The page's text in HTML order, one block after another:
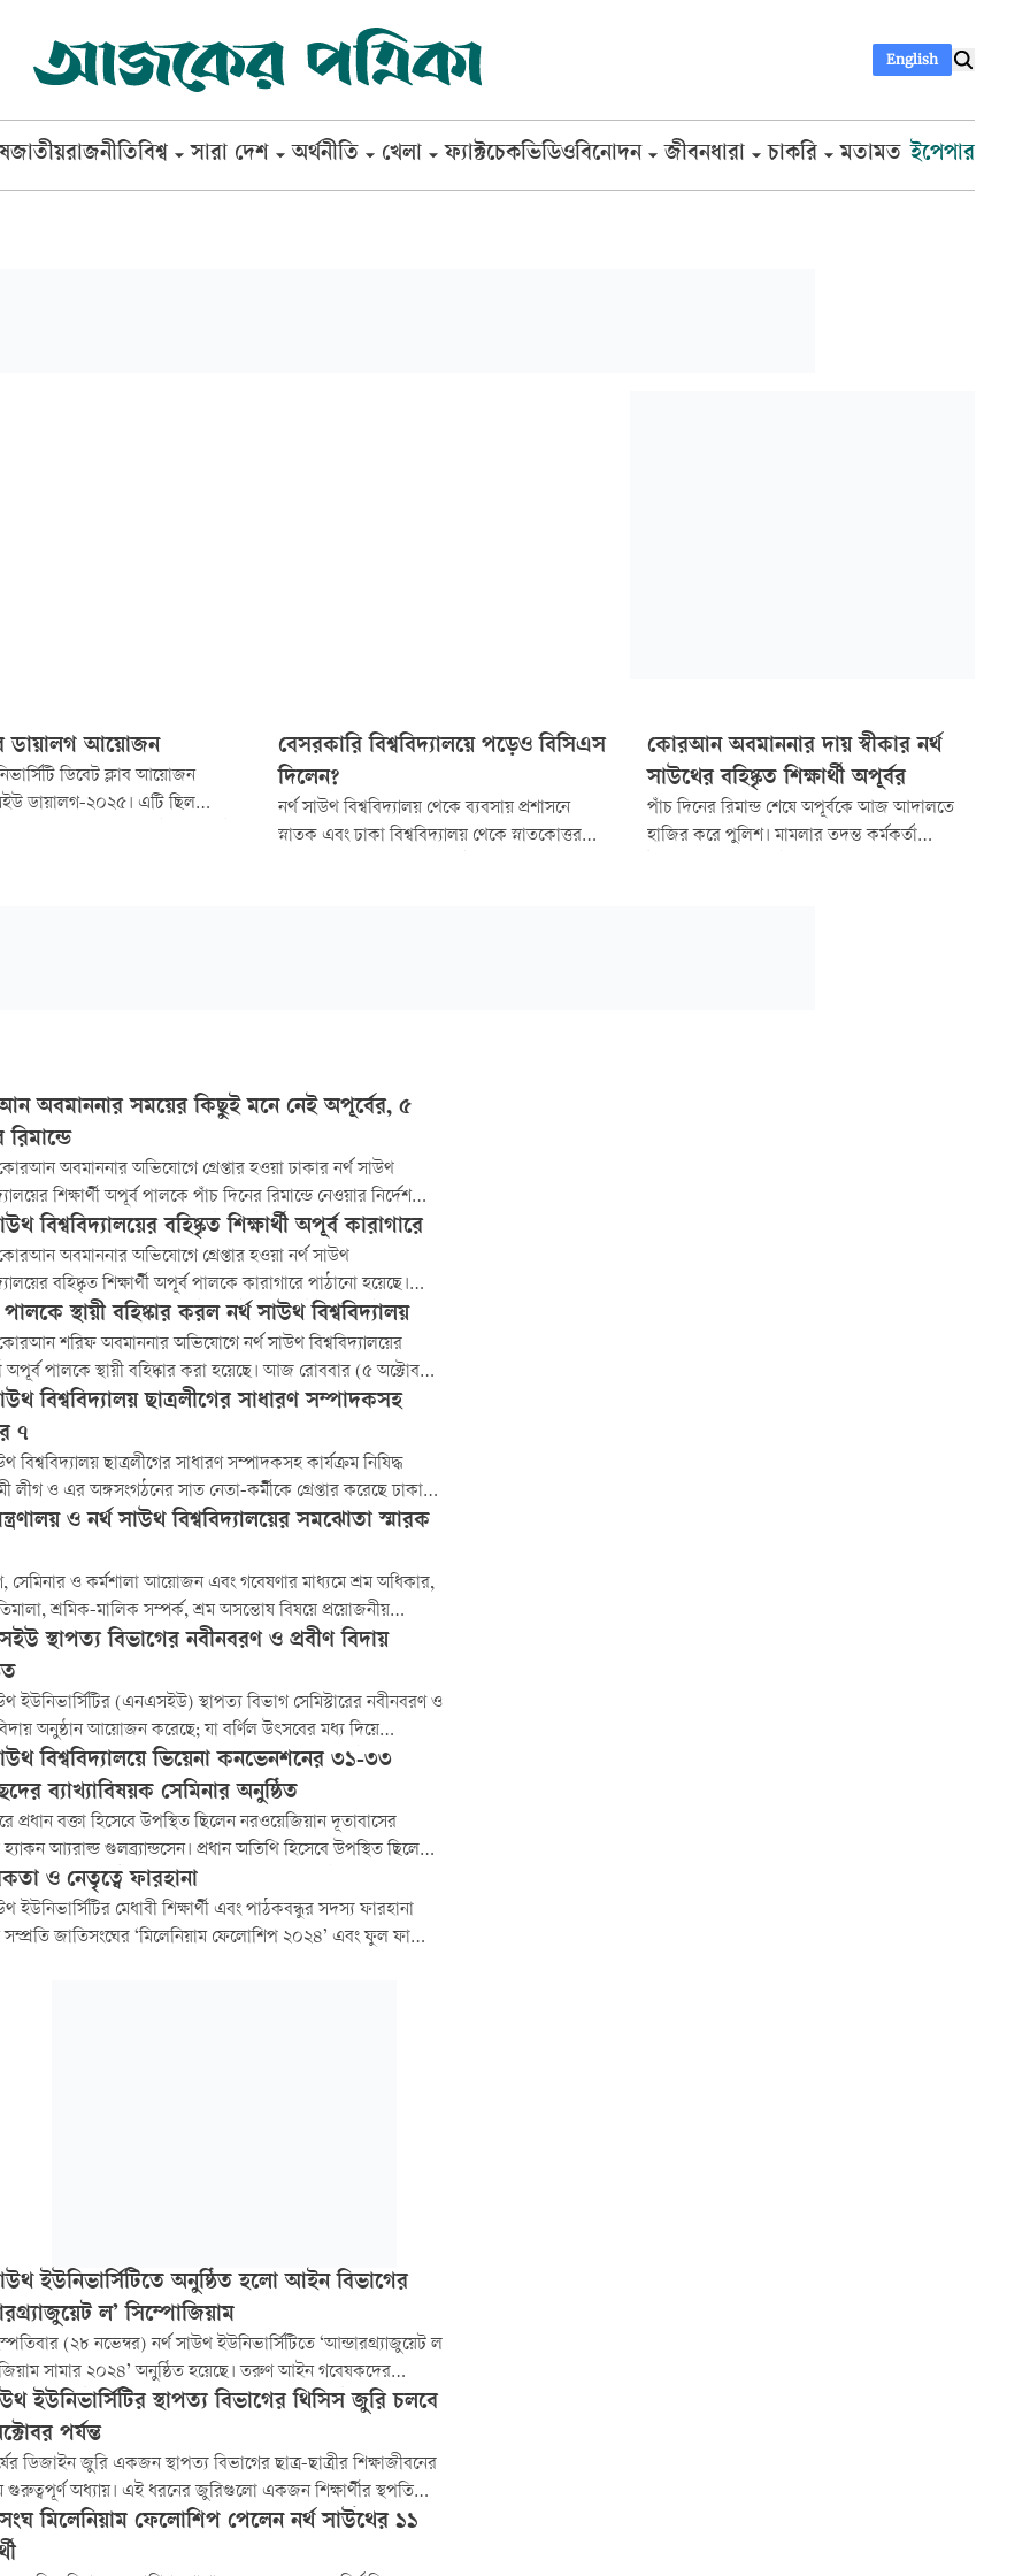
English
জাতীয়রাজনীতিবিশ্ব সারা দেশ অর্থনীতি খেলা ফ্যাক্টচেকভিডিওবিনোদন জীবনধারা চাকরি মতামত ইপেপার
ডায়ালগ আয়োজন
ডিবেট ক্লাব আয়োজন
ডায়ালগ-২০২৫। এটি ছিল
বেসরকারি বিশ্ববিদ্যালয়ে পড়েও বিসিএস
দিলেন?
নর্থ সাউথ বিশ্ববিদ্যালয় থেকে ব্যবসায় প্রশাসনে
স্নাতক এবং ঢাকা বিশ্ববিদ্যালয় থেকে স্নাতকোত্তর
কোরআন অবমাননার দায় স্বীকার নর্থ
সাউথের বহিষ্কৃত শিক্ষার্থী অপূর্বর
পাঁচ দিনের রিমান্ড শেষে অপূর্বকে আজ আদালতে
হাজির করে পুলিশ। মামলার তদন্ত কর্মকর্তা
অবমাননার সময়ের কিছুই মনে নেই অপূর্বের, ৫
রিমান্ডে
অবমাননার অভিযোগে গ্রেপ্তার হওয়া ঢাকার নর্থ সাউথ
শিক্ষার্থী অপূর্ব পালকে পাঁচ দিনের রিমান্ডে নেওয়ার নির্দেশ
আজ মঙ্গলবার ঢাকার মেট্রোপলিটন ম্যাজিস্ট্রেট সারাহ
হক এ নির্দেশ দেন।
বিশ্ববিদ্যালয়ের বহিষ্কৃত শিক্ষার্থী অপূর্ব কারাগারে
অবমাননার অভিযোগে গ্রেপ্তার হওয়া নর্থ সাউথ
বহিষ্কৃত শিক্ষার্থী অপূর্ব পালকে কারাগারে পাঠানো হয়েছে।
(৫ অক্টোবর) ঢাকার মেট্রোপলিটন ম্যাজিস্ট্রেট মো. সাইফুজ্জামান
পাঠানোর নির্দেশ দেন।
স্থায়ী বহিষ্কার করল নর্থ সাউথ বিশ্ববিদ্যালয়
শরিফ অবমাননার অভিযোগে নর্থ সাউথ বিশ্ববিদ্যালয়ের
অপূর্ব পালকে স্থায়ী বহিষ্কার করা হয়েছে। আজ রোববার (৫ অক্টোবর)
বিশ্ববিদ্যালয়ের পরিচালক (জনসংযোগ) সৈয়দ মানসুর হাশিম
সংবাদ বিজ্ঞপ্তি থেকে এ তথ্য জানা যায়।
বিশ্ববিদ্যালয় ছাত্রলীগের সাধারণ সম্পাদকসহ
৭
বিশ্ববিদ্যালয় ছাত্রলীগের সাধারণ সম্পাদকসহ কার্যক্রম নিষিদ্ধ
লীগ ও এর অঙ্গসংগঠনের সাত নেতা-কর্মীকে গ্রেপ্তার করেছে ঢাকা
গোয়েন্দা পুলিশ (ডিবি)।
ও নর্থ সাউথ বিশ্ববিদ্যালয়ের সমঝোতা স্মারক
সেমিনার ও কর্মশালা আয়োজন এবং গবেষণার মাধ্যমে শ্রম অধিকার,
শ্রমিক-মালিক সম্পর্ক, শ্রম অসন্তোষ বিষয়ে প্রয়োজনীয়
গ্রহণের লক্ষ্যে শ্রম ও কর্মসংস্থান মন্ত্রণালয় এবং নর্থ সাউথ
মধ্যে একটি সমঝোতা স্মারক স্বাক্ষরিত হয়েছে। শ্রম ও
মন্ত্রণালয়ের...
স্থাপত্য বিভাগের নবীনবরণ ও প্রবীণ বিদায়
ইউনিভার্সিটির (এনএসইউ) স্থাপত্য বিভাগ সেমিস্টারের নবীনবরণ ও
অনুষ্ঠান আয়োজন করেছে; যা বর্ণিল উৎসবের মধ্য দিয়ে
হয়। বিভাগীয় ঐতিহ্যের ধারাবাহিকতায় আয়োজিত এই অনুষ্ঠানটি
স্বাগত জানানো এবং প্রবীণদের বিদায় জানানোর পাশাপাশি
শিক্ষার্থীদের একত্র করার
বিশ্ববিদ্যালয়ে ভিয়েনা কনভেনশনের ৩১-৩৩
ব্যাখ্যাবিষয়ক সেমিনার অনুষ্ঠিত
প্রধান বক্তা হিসেবে উপস্থিত ছিলেন নরওয়েজিয়ান দূতাবাসের
হ্যাকন আ্যরাল্ড গুলব্র্যান্ডসেন। প্রধান অতিথি হিসেবে উপস্থিত ছিলেন
বিশ্ববিদ্যালয়ের উপাচার্য অধ্যাপক আব্দুল হান্নান চৌধুরী ও বিশেষ
নর্থ সাউথ বিশ্ববিদ্যালয়ের কোষাধ্যক্ষ ও ভারপ্রাপ্ত
ও নেতৃত্বে ফারহানা
ইউনিভার্সিটির মেধাবী শিক্ষার্থী এবং পাঠকবন্ধুর সদস্য ফারহানা
জাতিসংঘের ‘মিলেনিয়াম ফেলোশিপ ২০২৪’ এবং ফুল ফান্ডেড
ইউনিভার্সিটিতে অনুষ্ঠিত হলো আইন বিভাগের
ল’ সিম্পোজিয়াম
(২৮ নভেম্বর) নর্থ সাউথ ইউনিভার্সিটিতে ‘আন্ডারগ্র্যাজুয়েট ল
সামার ২০২৪’ অনুষ্ঠিত হয়েছে। তরুণ আইন গবেষকদের
অবদান উদ্‌যাপন করতে ২০২১ সাল থেকে নর্থ সাউথ
আইন বিভাগ এই সিম্পোজিয়ামটির আয়োজন করে আসছে।
ইউনিভার্সিটির স্থাপত্য বিভাগের থিসিস জুরি চলবে
পর্যন্ত
ডিজাইন জুরি একজন স্থাপত্য বিভাগের ছাত্র-ছাত্রীর শিক্ষাজীবনের
অধ্যায়। এই ধরনের জুরিগুলো একজন শিক্ষার্থীর স্থপতি
ধাপ এবং পেশাগত জীবনের প্রস্তুতির প্রধান মাপকাঠি হিসেবে
হয়। এই জুরির মাধ্যমে তাঁদের সৃজনশীলতা, প্রযুক্তিগত দক্ষতা এবং
মিলেনিয়াম ফেলোশিপ পেলেন নর্থ সাউথের ১১